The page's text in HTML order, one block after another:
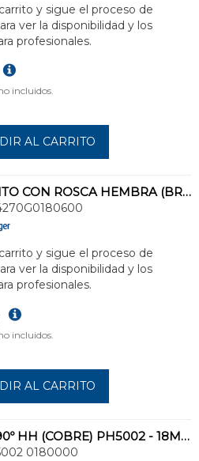
y sigue el proceso de
ver la disponibilidad y los
profesionales.
incluidos.
AL CARRITO
MANGUITO CON ROSCA HEMBRA (BRONCE) PH4270G - 18 X 3/4
y sigue el proceso de
ver la disponibilidad y los
profesionales.
incluidos.
AL CARRITO
CURVA 90º HH (COBRE) PH5002 - 18MM
0180000